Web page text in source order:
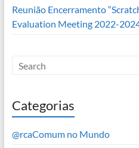
Reunião Encerramento
Evaluation Meeting 2022-
Categorias
@rcaComum no Mundo